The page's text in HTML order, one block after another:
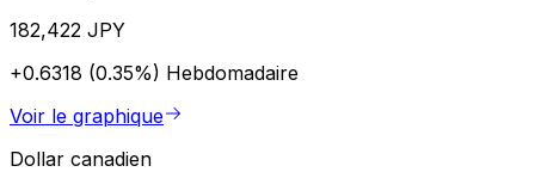
182,422 JPY
+0.6318 (0.35%) Hebdomadaire
Voir le graphique
Dollar canadien